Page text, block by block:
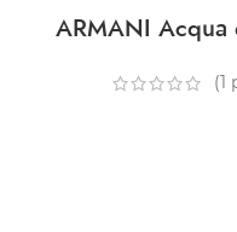
ARMANI Acqua
(1